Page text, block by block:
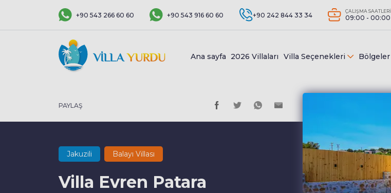
+90 543 266 60 60 +90 543 916 60 60 +90 242 844 33 34 ÇALIŞMA SAATLERİ
09:00 - 00:00
Ana sayfa 2026 Villaları Villa Seçenekleri Bölgeler
PAYLAŞ
Jakuzili Balayı Villası
Villa Evren Patara